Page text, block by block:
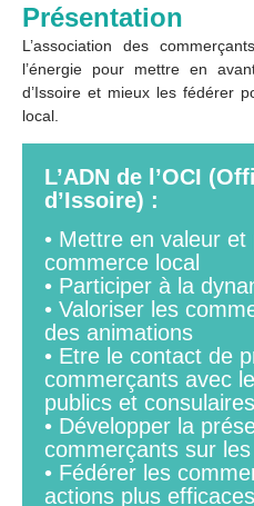
Présentation
L’association des
l’énergie pour mettre en
d’Issoire et mieux les fédérer
local.
L’ADN de l’OCI
d’Issoire) :
• Mettre en valeur
commerce local
• Participer à la
• Valoriser les
des animations
• Etre le contact de
commerçants avec
publics et consulaires
• Développer la
commerçants sur
• Fédérer les
actions plus efficaces